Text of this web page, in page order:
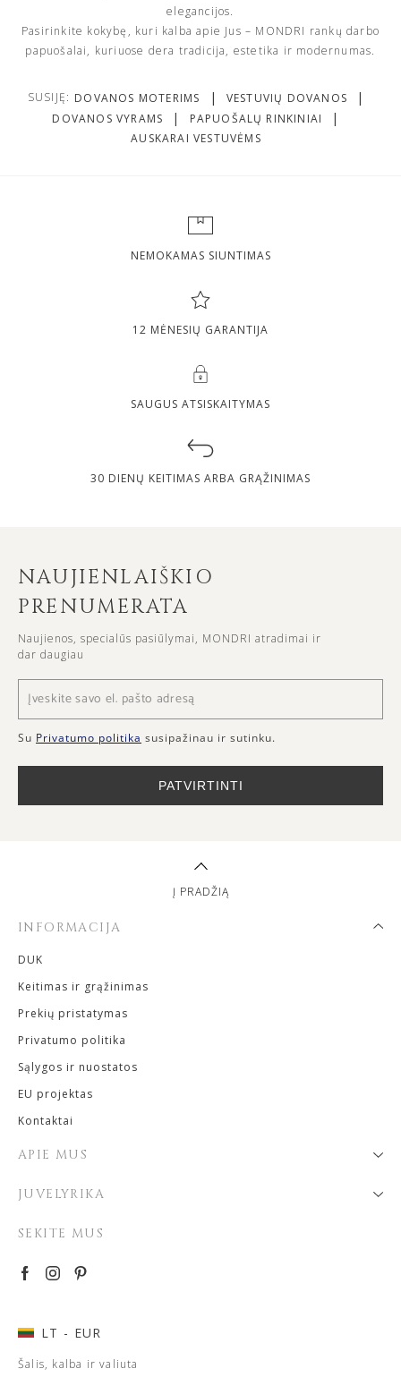
elegancijos.
Pasirinkite kokybę, kuri kalba apie Jus – MONDRI rankų darbo
papuošalai, kuriuose dera tradicija, estetika ir modernumas.
SUSIJĘ: DOVANOS MOTERIMS
VESTUVIŲ DOVANOS
DOVANOS VYRAMS
PAPUOŠALŲ RINKINIAI
AUSKARAI VESTUVĖMS
NEMOKAMAS SIUNTIMAS
12 MĖNESIŲ GARANTIJA
SAUGUS ATSISKAITYMAS
30 DIENŲ KEITIMAS ARBA GRĄŽINIMAS
NAUJIENLAIŠKIO
PRENUMERATA
Naujienos, specialūs pasiūlymai, MONDRI atradimai ir
dar daugiau
Su Privatumo politika susipažinau ir sutinku.
PATVIRTINTI
INFORMACIJA
DUK
Keitimas ir grąžinimas
Prekių pristatymas
Privatumo politika
Sąlygos ir nuostatos
EU projektas
Kontaktai
APIE MUS
JUVELYRIKA
SEKITE MUS
LT - EUR
Šalis, kalba ir valiuta
Į PRADŽIĄ